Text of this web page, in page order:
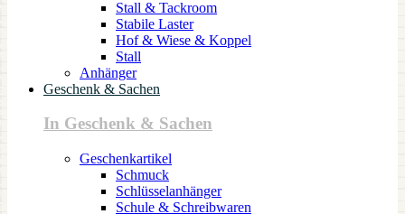
Stall & Tackroom
Stabile Laster
Hof & Wiese & Koppel
Stall
Anhänger
Geschenk & Sachen
In Geschenk & Sachen
Geschenkartikel
Schmuck
Schlüsselanhänger
Schule & Schreibwaren